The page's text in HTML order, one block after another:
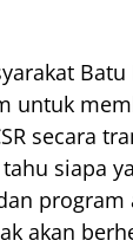
Batu
untuk
secara
siapa
program
akan